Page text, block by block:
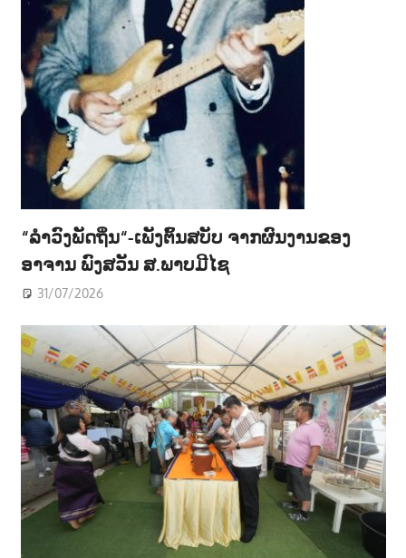
“ລຳວົງພັດຖິ່ນ“-ເພັງຕົ້ນສບັບ ຈາກຜົນງານຂອງ
ອາຈານ ພົງສວັນ ສ.ພາບມີໄຊ
31/07/2026